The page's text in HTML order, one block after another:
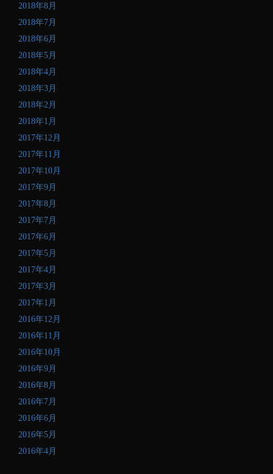
2018年8月
2018年7月
2018年6月
2018年5月
2018年4月
2018年3月
2018年2月
2018年1月
2017年12月
2017年11月
2017年10月
2017年9月
2017年8月
2017年7月
2017年6月
2017年5月
2017年4月
2017年3月
2017年1月
2016年12月
2016年11月
2016年10月
2016年9月
2016年8月
2016年7月
2016年6月
2016年5月
2016年4月